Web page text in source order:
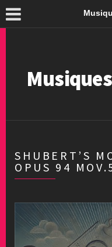
SHUBERT’S
OPUS 94